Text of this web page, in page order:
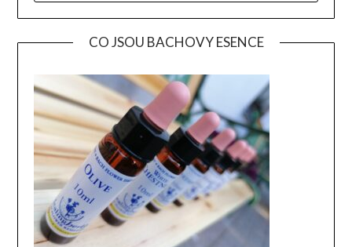
CO JSOU BACHOVY ESENCE